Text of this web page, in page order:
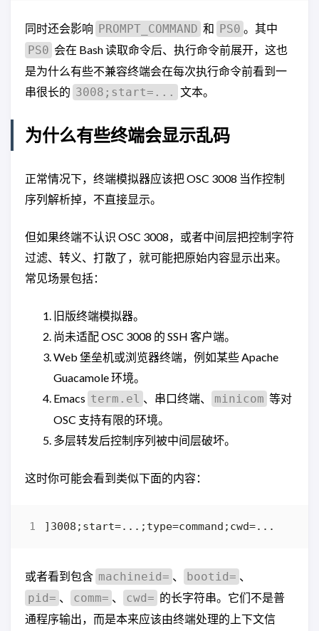
同时还会影响 PROMPT_COMMAND 和 PS0 。其中
PS0 会在 Bash 读取命令后、执行命令前展开，这也
是为什么有些不兼容终端会在每次执行命令前看到一
串很长的 3008;start=... 文本。
为什么有些终端会显示乱码
正常情况下，终端模拟器应该把 OSC 3008 当作控制
序列解析掉，不直接显示。
但如果终端不认识 OSC 3008，或者中间层把控制字符
过滤、转义、打散了，就可能把原始内容显示出来。
常见场景包括：
旧版终端模拟器。
尚未适配 OSC 3008 的 SSH 客户端。
Web 堡垒机或浏览器终端，例如某些 Apache
Guacamole 环境。
Emacs term.el 、串口终端、 minicom 等对
OSC 支持有限的环境。
多层转发后控制序列被中间层破坏。
这时你可能会看到类似下面的内容：
或者看到包含 machineid= 、 bootid= 、
pid= 、 comm= 、 cwd= 的长字符串。它们不是普
通程序输出，而是本来应该由终端处理的上下文信